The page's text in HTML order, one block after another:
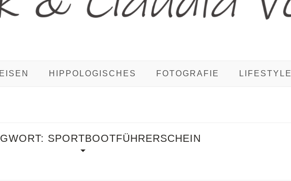
HIPPOLOGISCHES FOTOGRAFIE LIFESTYLE
SPORTBOOTFÜHRERSCHEIN